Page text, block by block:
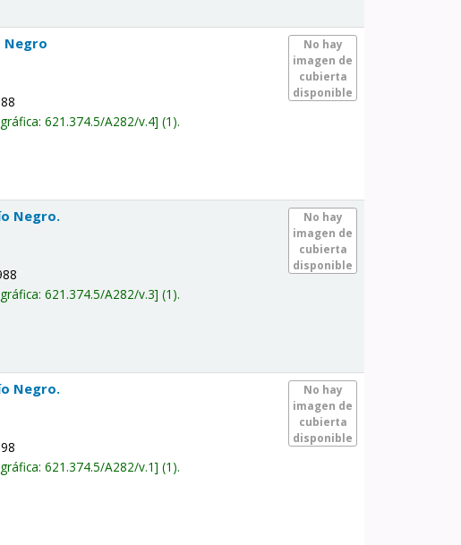
No hay
imagen de
cubierta
disponible
Negro
621.374.5/A282/v.4 (1).
No hay
imagen de
cubierta
disponible
Negro.
621.374.5/A282/v.3 (1).
No hay
imagen de
cubierta
disponible
Negro.
621.374.5/A282/v.1 (1).